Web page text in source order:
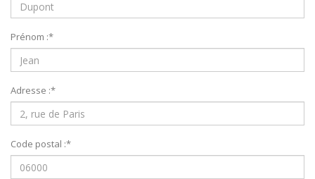
Prénom :*
Adresse :*
Code postal :*